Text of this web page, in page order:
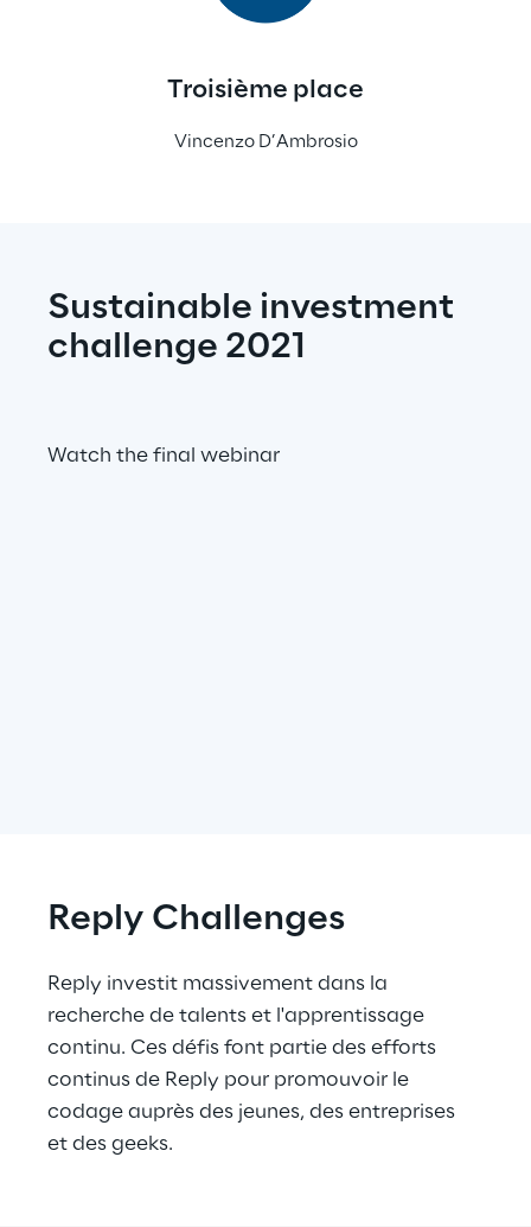
Troisième place
Vincenzo D’Ambrosio
Sustainable investment
challenge 2021
Watch the final webinar
Reply Challenges
Reply investit massivement dans la
recherche de talents et l'apprentissage
continu. Ces défis font partie des efforts
continus de Reply pour promouvoir le
codage auprès des jeunes, des entreprises
et des geeks.